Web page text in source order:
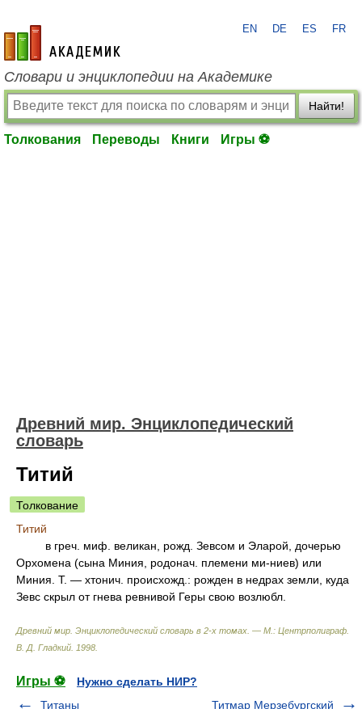
academic.ru
EN DE ES FR
Словари и энциклопедии на Академике
Найти!
Толкования Переводы Книги Игры ⚽
Древний мир. Энциклопедический
словарь
Титий
Толкование
Титий
в греч. миф. великан, рожд. Зевсом и Эларой, дочерью
Орхомена (сына Миния, родонач. племени ми-ниев) или
Миния. Т. — хтонич. происхожд.: рожден в недрах земли, куда
Зевс скрыл от гнева ревнивой Геры свою возлюбл.
Древний мир. Энциклопедический словарь в 2-х томах. — М.: Центрполиграф
В. Д. Гладкий 1998
Игры ⚽
Нужно сделать НИР?
Титаны
Титмар Мерзебургский